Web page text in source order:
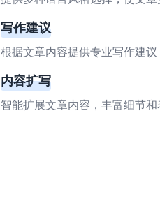
写作建议
根据文章内容提供专业写作建议
内容扩写
智能扩展文章内容，丰富细节和